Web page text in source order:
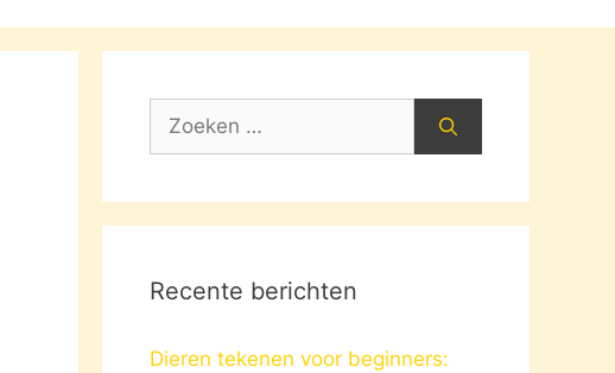
Zoek
Recente berichten
Dieren tekenen voor beginners: